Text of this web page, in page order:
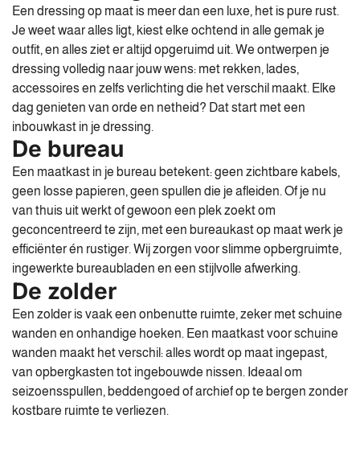
Een dressing op maat is meer dan een luxe, het is pure rust.
Je weet waar alles ligt, kiest elke ochtend in alle gemak je
outfit, en alles ziet er altijd opgeruimd uit. We ontwerpen je
dressing volledig naar jouw wens: met rekken, lades,
accessoires en zelfs verlichting die het verschil maakt. Elke
dag genieten van orde en netheid? Dat start met een
inbouwkast in je dressing.
De bureau
Een maatkast in je bureau betekent: geen zichtbare kabels,
geen losse papieren, geen spullen die je afleiden. Of je nu
van thuis uit werkt of gewoon een plek zoekt om
geconcentreerd te zijn, met een bureaukast op maat werk je
efficiënter én rustiger. Wij zorgen voor slimme opbergruimte,
ingewerkte bureaubladen en een stijlvolle afwerking.
De zolder
Een zolder is vaak een onbenutte ruimte, zeker met schuine
wanden en onhandige hoeken. Een maatkast voor schuine
wanden maakt het verschil: alles wordt op maat ingepast,
van opbergkasten tot ingebouwde nissen. Ideaal om
seizoensspullen, beddengoed of archief op te bergen zonder
kostbare ruimte te verliezen.